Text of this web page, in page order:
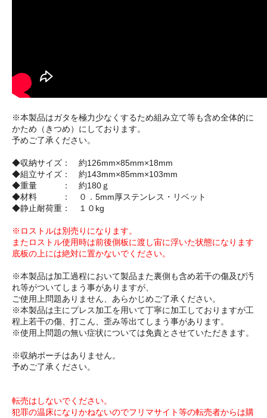
※本製品はガタを極力少なくするため組み立て等も含め全体的に
かため（きつめ）にしております。
予めご了承ください。
◆収納サイズ： 約126mm×85mm×18mm
◆組立サイズ： 約143mm×85mm×103mm
◆重量 ： 約180ｇ
◆材料 ： ０．5mm厚ステンレス・リベット
◆静止耐荷重： １０kg
※ロストルは別売りになります。
またロストル使用時は前後側板に渡し宙に浮いた状態になります
底板の上には絶対に置かないでください。
※本製品は加工過程において製品また裏側も含め若干の傷及び汚
れ等がついてしまう事がありますが、
ご使用上問題ありません、あらかじめご了承ください。
※本製品は主にプレス加工を用いて丁寧に加工しておりますが工
程上若干の傷、打こん、歪み等出てしまう事があります。
※使用上問題の無い症状については免責とさせていただきます。
※収納ポーチはありません。
予めご了承ください。
転売はしないでください。
犯罪の温床になりかねないのでフリマサイト等の転売者からは購